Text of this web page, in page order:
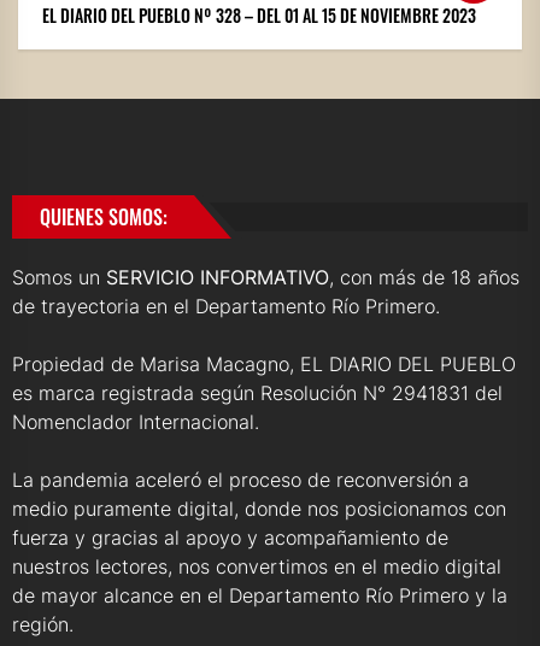
EL DIARIO DEL PUEBLO Nº 328 – DEL 01 AL 15 DE NOVIEMBRE 2023
QUIENES SOMOS:
Somos un SERVICIO INFORMATIVO, con más de 18 años
de trayectoria en el Departamento Río Primero.
Propiedad de Marisa Macagno, EL DIARIO DEL PUEBLO
es marca registrada según Resolución N° 2941831 del
Nomenclador Internacional.
La pandemia aceleró el proceso de reconversión a
medio puramente digital, donde nos posicionamos con
fuerza y gracias al apoyo y acompañamiento de
nuestros lectores, nos convertimos en el medio digital
de mayor alcance en el Departamento Río Primero y la
región.